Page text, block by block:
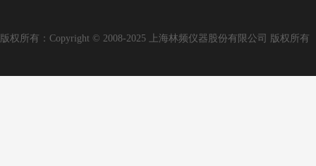
版权所有：Copyright © 2008-2025 上海林频仪器股份有限公司 版权所有